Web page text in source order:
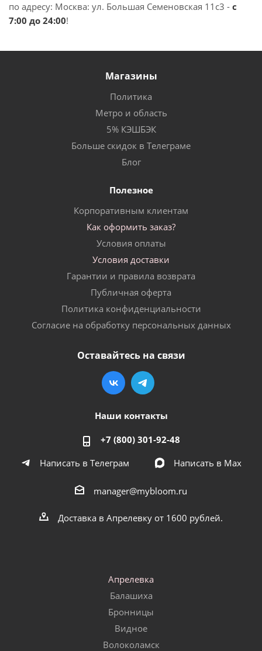
по адресу: Москва: ул. Большая Семеновская 11с3 - с
7:00 до 24:00!
Магазины
Политика
Метро и область
5% КЭШБЭК
Больше скидок в Телеграме
Блог
Полезное
Корпоративным клиентам
Как оформить заказ?
Условия оплаты
Условия доставки
Гарантии и правила возврата
Публичная оферта
Политика конфиденциальности
Согласие на обработку персональных данных
Оставайтесь на связи
Наши контакты
+7 (800) 301-92-48
Написать в Телеграм
Написать в Мах
manager@mybloom.ru
Доставка в Апрелевку от 1600 рублей.
Апрелевка
Балашиха
Бронницы
Видное
Волоколамск